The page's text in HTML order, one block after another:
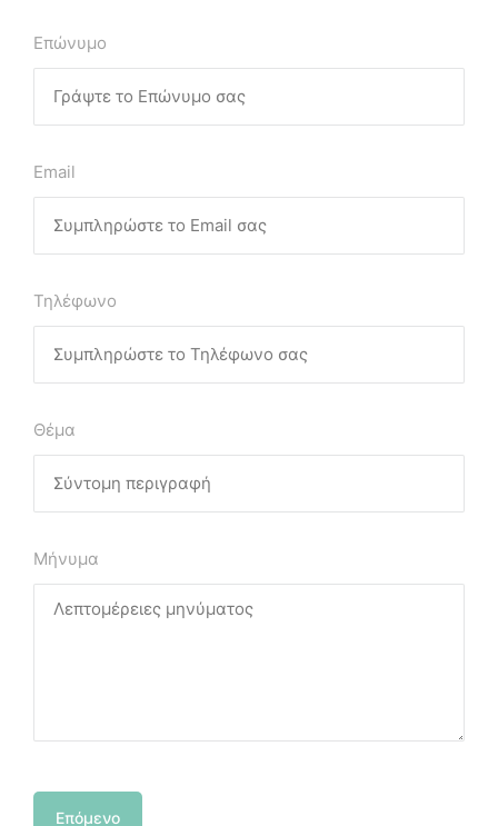
Επώνυμο
Email
Τηλέφωνο
Θέμα
Μήνυμα
Επόμενο